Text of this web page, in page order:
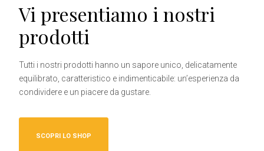
Vi presentiamo i nostri
prodotti
Tutti i nostri prodotti hanno un sapore unico, delicatamente
equilibrato, caratteristico e indimenticabile: un’esperienza da
condividere e un piacere da gustare.
SCOPRI LO SHOP